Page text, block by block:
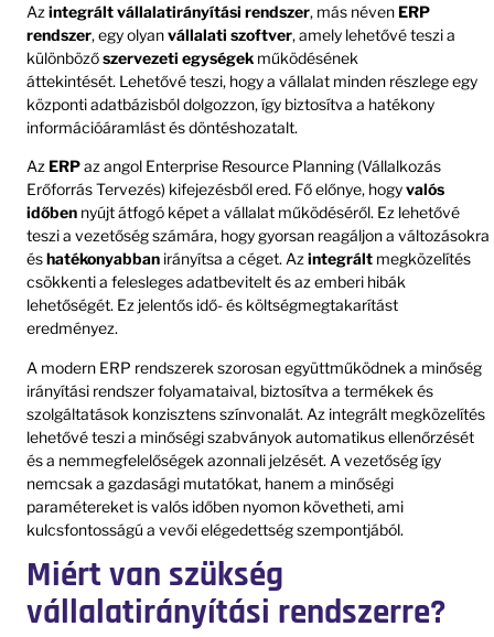
Az integrált vállalatirányítási rendszer, más néven ERP
rendszer, egy olyanvállalati szoftver, amely lehetővé teszi a
különbözőszervezeti egységek működésének
áttekintését. Lehetővé teszi, hogy a vállalat minden részlege egy
központi adatbázisból dolgozzon, így biztosítva a hatékony
információáramlást és döntéshozatalt.
Az ERPaz angol Enterprise Resource Planning (Vállalkozás
Erőforrás Tervezés) kifejezésből ered. Fő előnye, hogyvalós
időben nyújt átfogó képet a vállalat működéséről. Ez lehetővé
teszi a vezetőség számára, hogy gyorsan reagáljon a változásokra
éshatékonyabban irányítsa a céget. Az integrált megközelítés
csökkenti a felesleges adatbevitelt és az emberi hibák
lehetőségét. Ez jelentős idő- és költségmegtakarítást
eredményez.
A modern ERP rendszerek szorosan együttműködnek a minőség
irányítási rendszer folyamataival, biztosítva a termékek és
szolgáltatások konzisztens színvonalát. Az integrált megközelítés
lehetővé teszi a minőségi szabványok automatikus ellenőrzését
és a nemmegfelelőségek azonnali jelzését. A vezetőség így
nemcsak a gazdasági mutatókat, hanem a minőségi
paramétereket is valós időben nyomon követheti, ami
kulcsfontosságú a vevői elégedettség szempontjából.
Miért van szükség
vállalatirányítási rendszerre?